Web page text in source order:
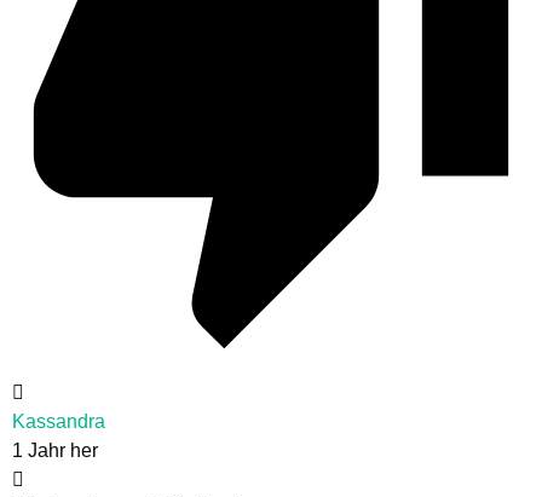
Kassandra
1 Jahr her